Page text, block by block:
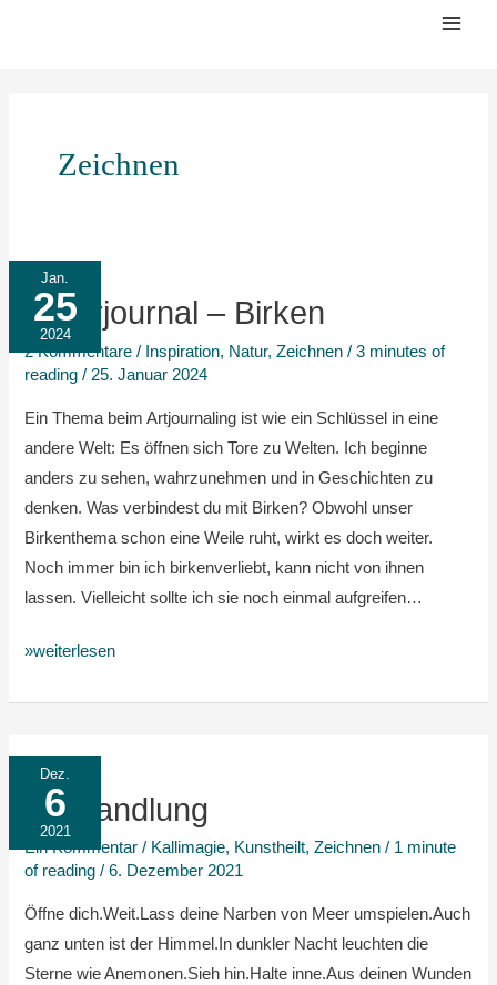
Zeichnen
Jan.
25
2024
Naturjournal – Birken
2 Kommentare / Inspiration, Natur,Zeichnen /3 minutes of
reading / 25. Januar 2024
Ein Thema beim Artjournaling ist wie ein Schlüssel in eine
andere Welt: Es öffnen sich Tore zu Welten. Ich beginne
anders zu sehen, wahrzunehmen und in Geschichten zu
denken. Was verbindest du mit Birken? Obwohl unser
Birkenthema schon eine Weile ruht, wirkt es doch weiter.
Noch immer bin ich birkenverliebt, kann nicht von ihnen
lassen. Vielleicht sollte ich sie noch einmal aufgreifen…
Naturjournal
Birken
»weiterlesen
Dez.
6
2021
Verwandlung
Ein Kommentar / Kallimagie, Kunstheilt,Zeichnen / 1 minute
of reading /6. Dezember 2021
Öffne dich.Weit.Lass deine Narben von Meer umspielen.Auch
ganz unten ist der Himmel.In dunkler Nacht leuchten die
Sterne wie Anemonen.Sieh hin.Halte inne.Aus deinen Wunden
Verwandlung